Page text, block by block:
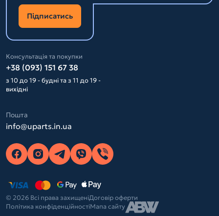
Підписатись
Консультація та покупки
+38 (093) 151 67 38
з 10 до 19 - будні та з 11 до 19 -
вихідні
Пошта
info@uparts.in.ua
© 2026 Всі права захищеніДоговір оферти
Політика конфіденційностіМапа сайту